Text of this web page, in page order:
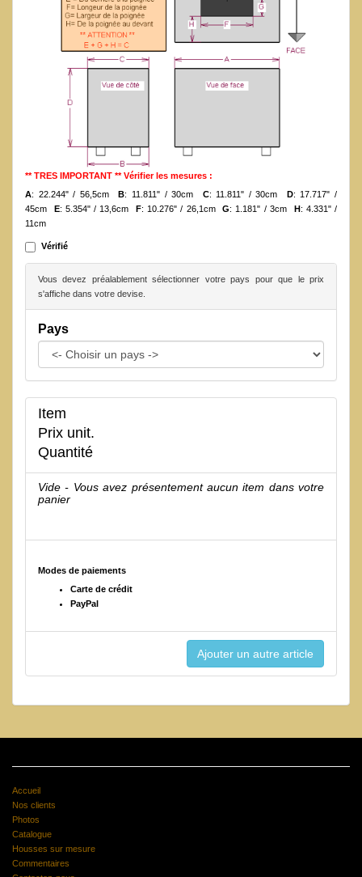
** TRES IMPORTANT ** Vérifier les mesures :
A: 22.244" / 56,5cm B: 11.811" / 30cm C: 11.811" / 30cm D: 17.717" /
45cm
E: 5.354" / 13,6cm F: 10.276" / 26,1cmG: 1.181" / 3cm H : 4.331" /
11cm
Vérifié
Vous devez préalablement sélectionner votre pays pour que le prix
s'affiche dans votre devise.
Pays
Item
Prix unit.
Quantité
Vide - Vous avez présentement aucun item dans votre
panier
Modes de paiements
Carte de crédit
PayPal
Accueil
Nos clients
Photos
Catalogue
Housses sur mesure
Commentaires